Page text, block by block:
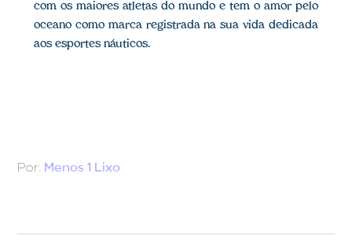
com os maiores atletas do mundo e tem o amor pelo
oceano como marca registrada na sua vida dedicada
aos esportes náuticos.
Menos 1 Lixo
Por: